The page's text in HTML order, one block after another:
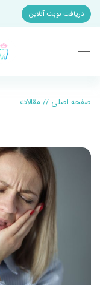
دریافت نوبت آنلاین
صفحه اصلی // مقالات